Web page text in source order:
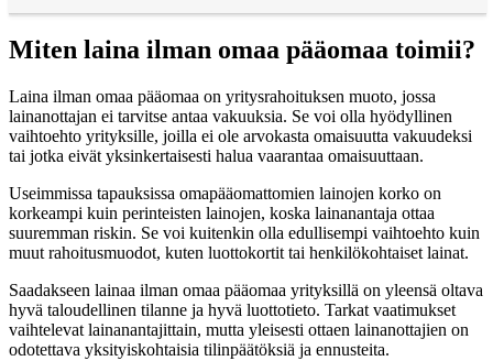
Miten laina ilman omaa pääomaa toimii?
Laina ilman omaa pääomaa on yritysrahoituksen muoto, jossa
lainanottajan ei tarvitse antaa vakuuksia. Se voi olla hyödyllinen
vaihtoehto yrityksille, joilla ei ole arvokasta omaisuutta vakuudeksi
tai jotka eivät yksinkertaisesti halua vaarantaa omaisuuttaan.
Useimmissa tapauksissa omapääomattomien lainojen korko on
korkeampi kuin perinteisten lainojen, koska lainanantaja ottaa
suuremman riskin. Se voi kuitenkin olla edullisempi vaihtoehto kuin
muut rahoitusmuodot, kuten luottokortit tai henkilökohtaiset lainat.
Saadakseen lainaa ilman omaa pääomaa yrityksillä on yleensä oltava
hyvä taloudellinen tilanne ja hyvä luottotieto. Tarkat vaatimukset
vaihtelevat lainanantajittain, mutta yleisesti ottaen lainanottajien on
odotettava yksityiskohtaisia tilinpäätöksiä ja ennusteita.